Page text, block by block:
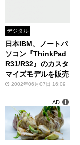
デジタル
日本IBM、ノートパ
ソコン『ThinkPad
R31/R32』のカスタ
マイズモデルを販売
2002年06月07日 16:09
AD